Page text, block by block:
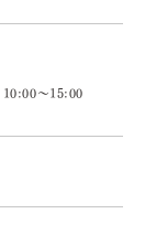
10:00～15:00